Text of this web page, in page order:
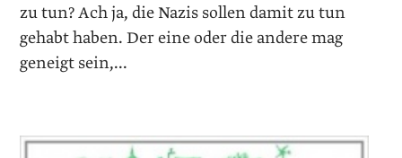
zu tun? Ach ja, die Nazis sollen damit zu tun
gehabt haben. Der eine oder die andere mag
geneigt sein,...